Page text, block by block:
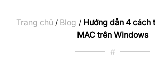
Trang chủ / Blog / Hướng dẫn 4 cách
MAC trên Windows
#